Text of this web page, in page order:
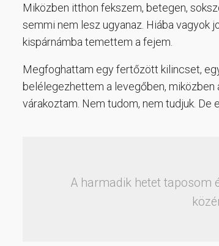
Miközben itthon fekszem, betegen,
semmi nem lesz ugyanaz. Hiába vagyok
kispárnámba temettem a fejem.
Megfoghattam egy fertőzött kilincset,
belélegezhettem a levegőben,
várakoztam. Nem tudom, nem tudjuk. De
A harmadik hetet taposom